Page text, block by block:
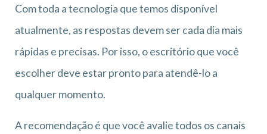
Com toda a tecnologia que temos disponível
atualmente, as respostas devem ser cada dia mais
rápidas e precisas. Por isso, o escritório que você
escolher deve estar pronto para atendê-lo a
qualquer momento.
A recomendação é que você avalie todos os canais